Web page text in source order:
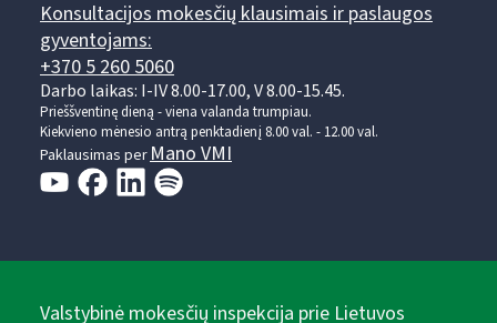
Konsultacijos mokesčių klausimais ir paslaugos
gyventojams:
+370 5 260 5060
Darbo laikas: I-IV 8.00-17.00, V 8.00-15.45.
Prieššventinę dieną - viena valanda trumpiau.
Kiekvieno mėnesio antrą penktadienį 8.00 val. - 12.00 val.
Paklausimas perMano VMI
Valstybinė mokesčių inspekcija prie Lietuvos